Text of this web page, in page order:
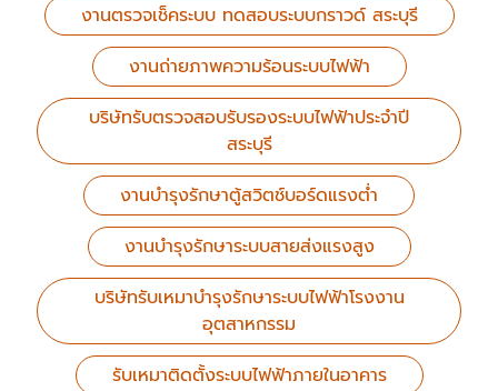
งานตรวจเช็คระบบ ทดสอบระบบกราวด์ สระบุรี
งานถ่ายภาพความร้อนระบบไฟฟ้า
บริษัทรับตรวจสอบรับรองระบบไฟฟ้าประจำปี
สระบุรี
งานบำรุงรักษาตู้สวิตช์บอร์ดแรงต่ำ
งานบำรุงรักษาระบบสายส่งแรงสูง
บริษัทรับเหมาบำรุงรักษาระบบไฟฟ้าโรงงาน
อุตสาหกรรม
รับเหมาติดตั้งระบบไฟฟ้าภายในอาคาร